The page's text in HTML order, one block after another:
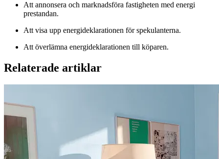
Att annonsera och marknadsföra fastigheten med energi
prestandan.
Att visa upp energideklarationen för spekulanterna.
Att överlämna energideklarationen till köparen.
Relaterade artiklar